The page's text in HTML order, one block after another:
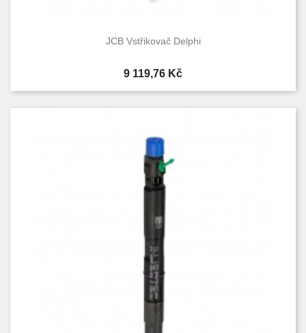
JCB Vstřikovač Delphi
Cena
9 119,76 Kč